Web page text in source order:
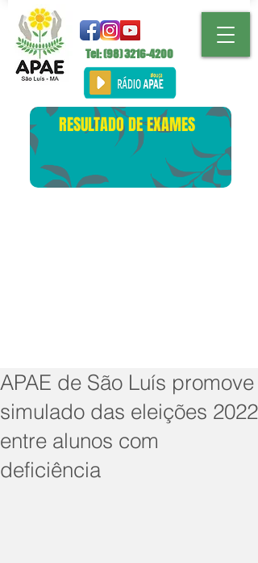
Tel: (98)3216-4200
RESULTADO DE EXAMES
APAE de São Luís promove
simulado das eleições 2022
entre alunos com
deficiência